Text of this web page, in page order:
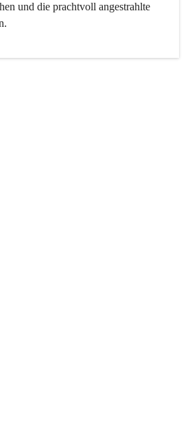
und die prachtvoll angestrahlte
heute nicht mehr, ist aber integrativer